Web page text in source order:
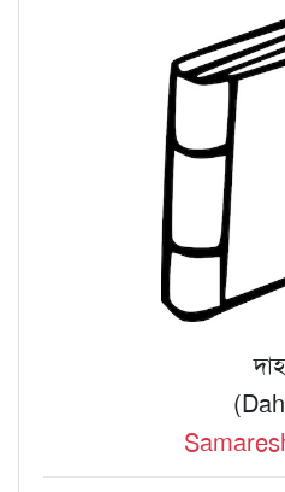
দাহ